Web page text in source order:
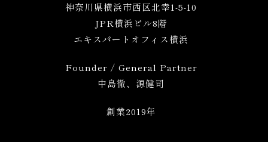
神奈川県横浜市西区北幸1-5-10
JPR横浜ビル8階
エキスパートオフィス横浜
Founder / General Partner
中島徹、源健司
創業2019年